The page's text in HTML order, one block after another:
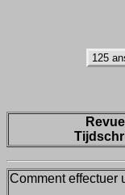
Revue
Comment effectuer